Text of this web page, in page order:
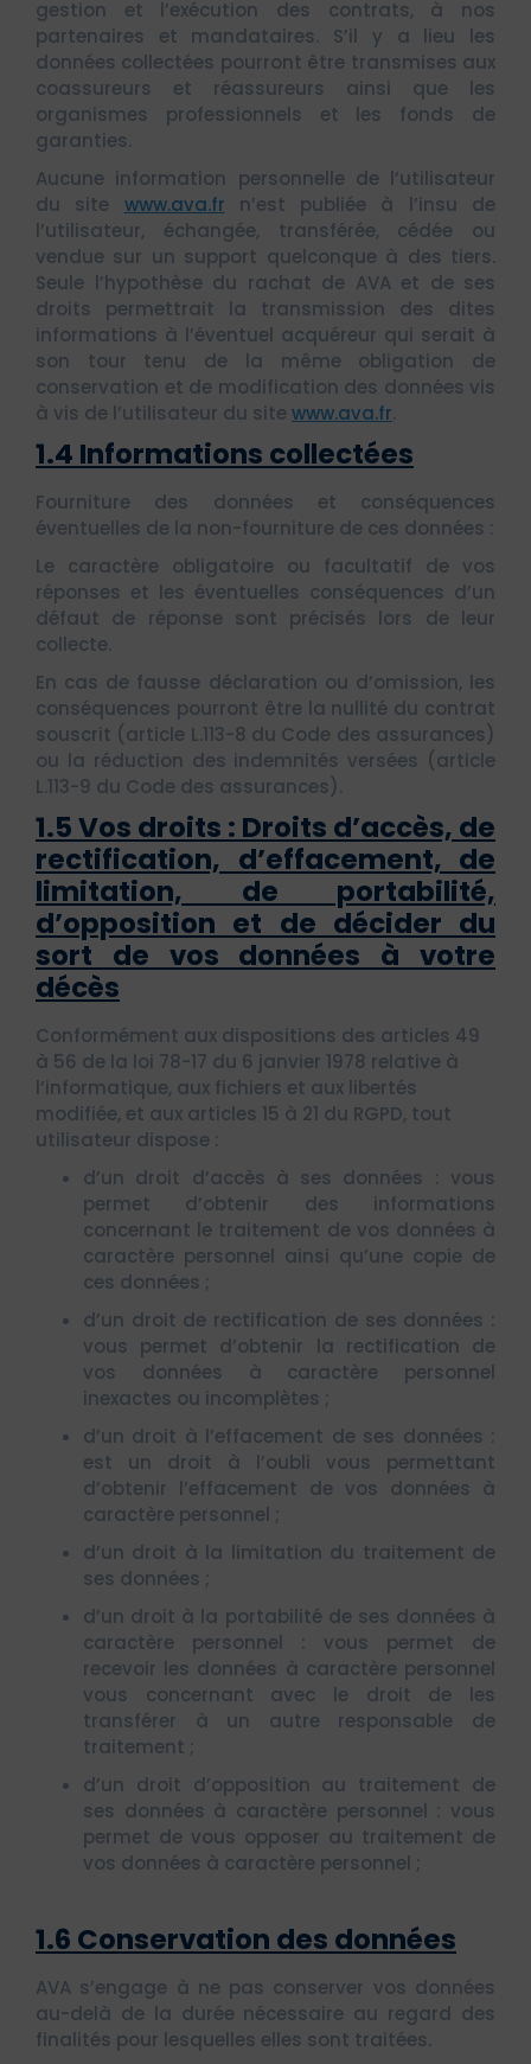
gestion et l’exécution des contrats, à nos
partenaires et mandataires. S’il y a lieu les
données collectées pourront être transmises aux
coassureurs et réassureurs ainsi que les
organismes professionnels et les fonds de
garanties.
Aucune information personnelle de l’utilisateur
du site www.ava.fr n’est publiée à l’insu de
l’utilisateur, échangée, transférée, cédée ou
vendue sur un support quelconque à des tiers.
Seule l’hypothèse du rachat de AVA et de ses
droits permettrait la transmission des dites
informations à l’éventuel acquéreur qui serait à
son tour tenu de la même obligation de
conservation et de modification des données vis
à vis de l’utilisateur du site www.ava.fr.
1.4 Informations collectées
Fourniture des données et conséquences
éventuelles de la non-fourniture de ces données :
Le caractère obligatoire ou facultatif de vos
réponses et les éventuelles conséquences d’un
défaut de réponse sont précisés lors de leur
collecte.
En cas de fausse déclaration ou d’omission, les
conséquences pourront être la nullité du contrat
souscrit (article L.113-8 du Code des assurances)
ou la réduction des indemnités versées (article
L.113-9 du Code des assurances).
1.5 Vos droits : Droits d’accès, de
rectification, d’effacement, de
limitation, de portabilité,
d’opposition et de décider du
sort de vos données à votre
décès
Conformément aux dispositions des articles 49
à 56 de la loi 78-17 du 6 janvier 1978 relative à
l’informatique, aux fichiers et aux libertés
modifiée, et aux articles 15 à 21 du RGPD, tout
utilisateur dispose :
d’un droit d’accès à ses données : vous
permet d’obtenir des informations
concernant le traitement de vos données à
caractère personnel ainsi qu’une copie de
ces données ;
d’un droit de rectification de ses données :
vous permet d’obtenir la rectification de
vos données à caractère personnel
inexactes ou incomplètes ;
d’un droit à l’effacement de ses données :
est un droit à l’oubli vous permettant
d’obtenir l’effacement de vos données à
caractère personnel ;
d’un droit à la limitation du traitement de
ses données ;
d’un droit à la portabilité de ses données à
caractère personnel : vous permet de
recevoir les données à caractère personnel
vous concernant avec le droit de les
transférer à un autre responsable de
traitement ;
d’un droit d’opposition au traitement de
ses données à caractère personnel : vous
permet de vous opposer au traitement de
vos données à caractère personnel ;
1.6 Conservation des données
AVA s’engage à ne pas conserver vos données
au-delà de la durée nécessaire au regard des
finalités pour lesquelles elles sont traitées.